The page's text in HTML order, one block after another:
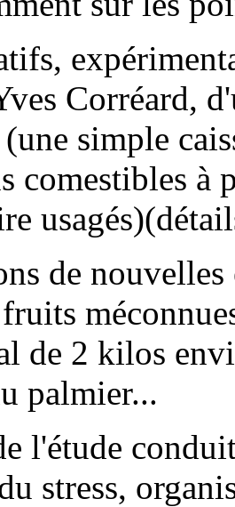
Corréard,
simple
comestibles à
de nouvelles
de 2 kilos
palmier...
l'étude
stress,